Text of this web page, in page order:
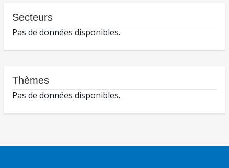
Secteurs
Pas de données disponibles.
Thèmes
Pas de données disponibles.